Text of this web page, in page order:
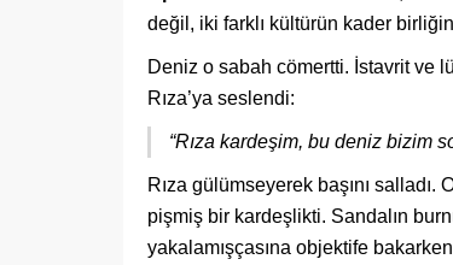
değil, iki farklı kültürün kader
Deniz o sabah cömertti. İstavrit ve
Rıza’ya seslendi:
“Rıza kardeşim, bu deniz bizim
Rıza gülümseyerek başını salladı.
pişmiş bir kardeşlikti. Sandalın
yakalamışçasına objektife